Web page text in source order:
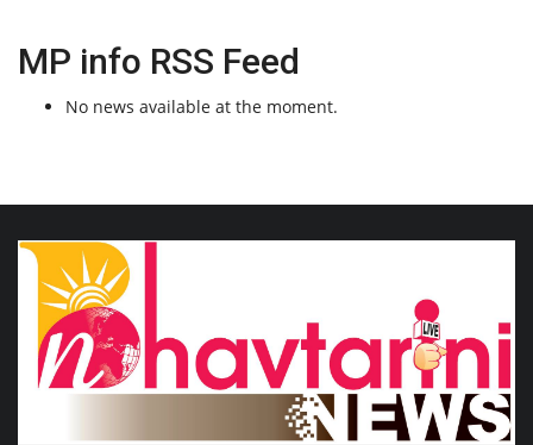
MP info RSS Feed
No news available at the moment.